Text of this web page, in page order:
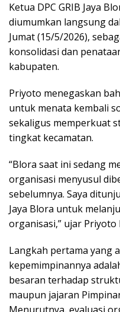
Ketua DPC GRIB Jaya
diumumkan langsung
Jumat (15/5/2026),
konsolidasi dan
kabupaten.
Priyoto menegaskan
untuk menata kembali
sekaligus memperkuat
tingkat kecamatan.
“Blora saat ini sedang
organisasi menyusul
sebelumnya. Saya
Jaya Blora untuk
organisasi,” ujar Priyoto
Langkah pertama yang
kepemimpinannya
besaran terhadap
maupun jajaran